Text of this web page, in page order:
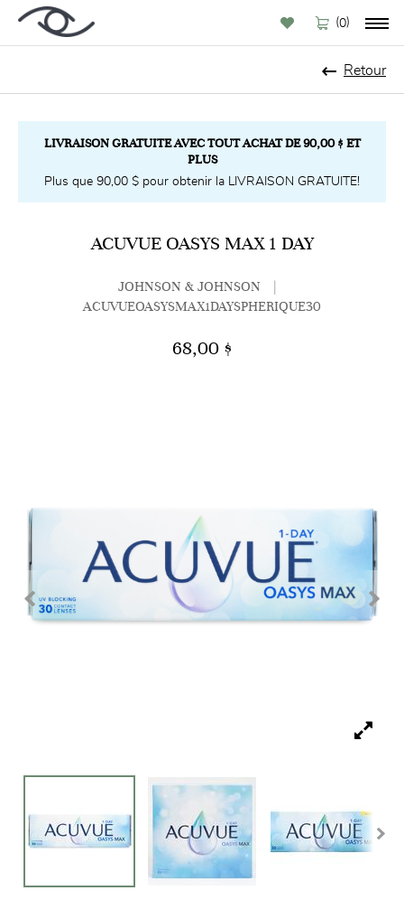
(0)
Retour
LIVRAISON GRATUITE AVEC TOUT ACHAT DE 90,00 $ ET
PLUS
Plus que 90,00 $ pour obtenir la LIVRAISON GRATUITE!
ACUVUE OASYS MAX 1 DAY
JOHNSON & JOHNSON
ACUVUEOASYSMAX1DAYSPHERIQUE30
68,00 $